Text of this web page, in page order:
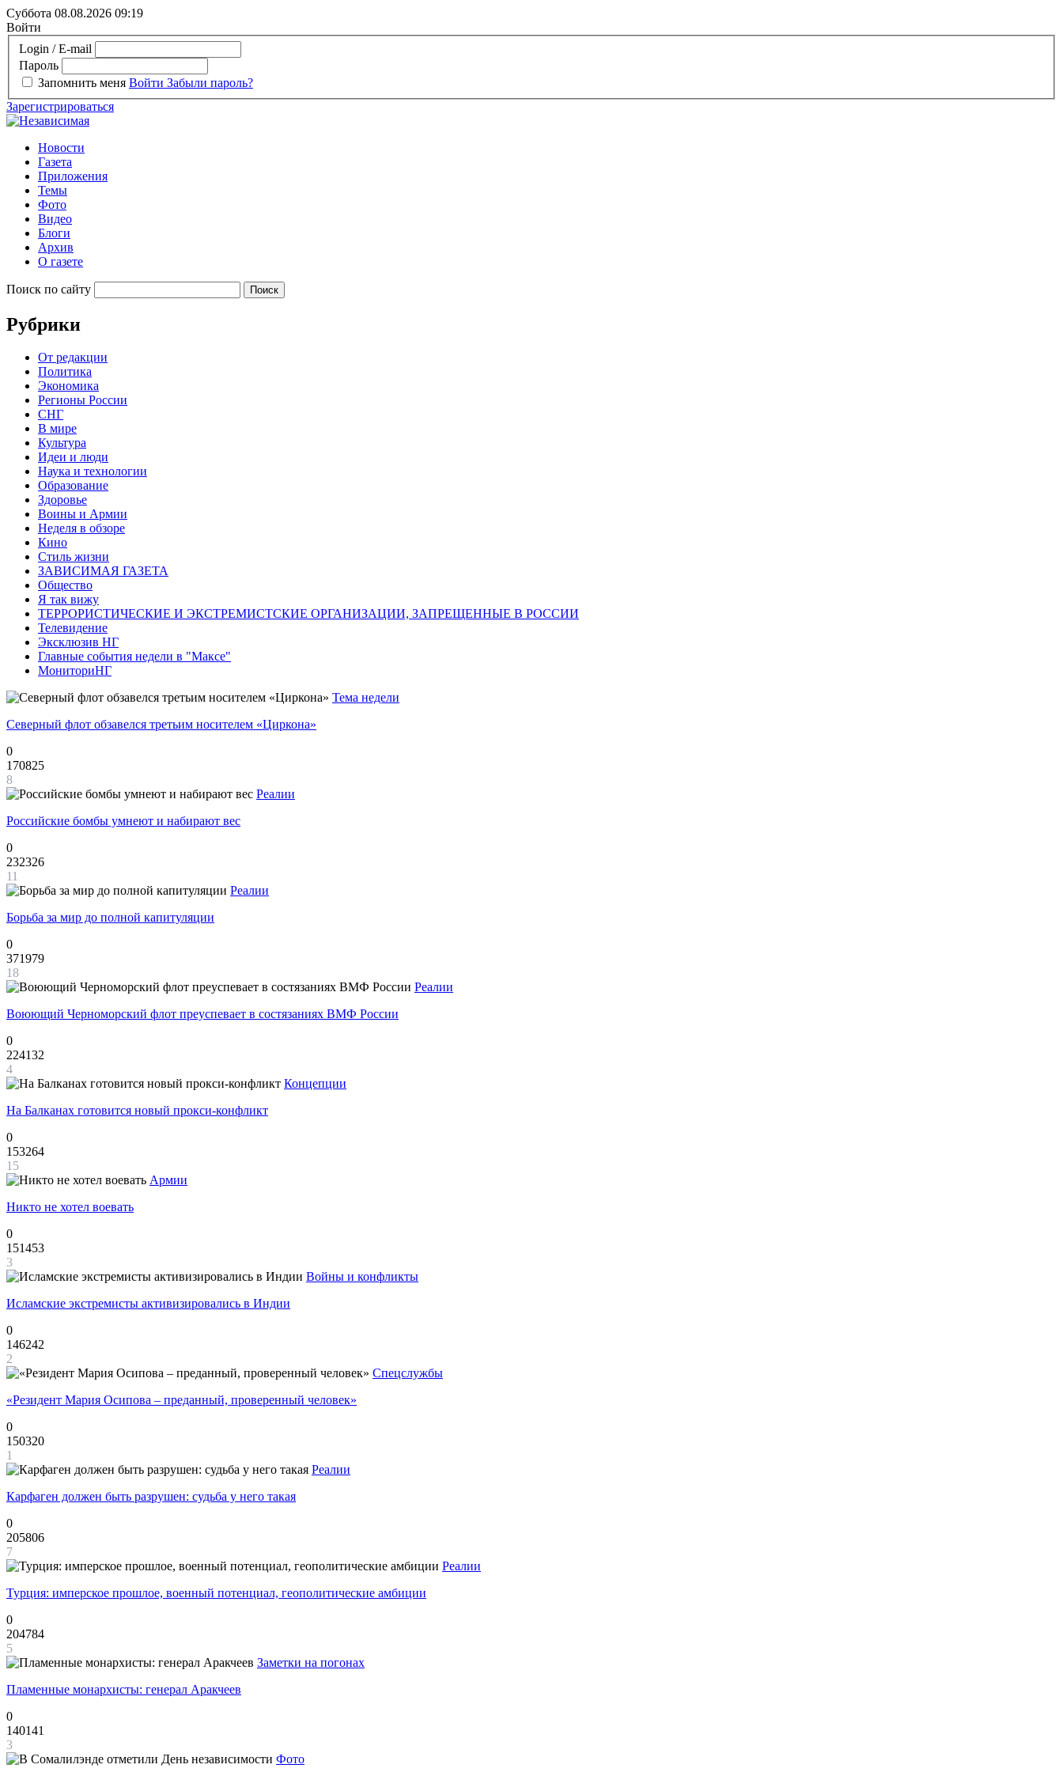
Суббота 08.08.2026 09:19
Войти
Login / E-mail
Пароль
Запомнить меня Войти Забыли пароль?
Зарегистрироваться
Новости
Газета
Приложения
Темы
Фото
Видео
Блоги
Архив
О газете
Поиск по сайту
Рубрики
От редакции
Политика
Экономика
Регионы России
СНГ
В мире
Культура
Идеи и люди
Наука и технологии
Образование
Здоровье
Воины и Армии
Неделя в обзоре
Кино
Стиль жизни
ЗАВИСИМАЯ ГАЗЕТА
Общество
Я так вижу
ТЕРРОРИСТИЧЕСКИЕ И ЭКСТРЕМИСТСКИЕ ОРГАНИЗАЦИИ, ЗАПРЕЩЕННЫЕ В РОССИИ
Телевидение
Эксклюзив НГ
Главные события недели в "Максе"
МониториНГ
Тема недели
Северный флот обзавелся третьим носителем «Циркона»
0
170825
8
Реалии
Российские бомбы умнеют и набирают вес
0
232326
11
Реалии
Борьба за мир до полной капитуляции
0
371979
18
Реалии
Воюющий Черноморский флот преуспевает в состязаниях ВМФ России
0
224132
4
Концепции
На Балканах готовится новый прокси-конфликт
0
153264
15
Армии
Никто не хотел воевать
0
151453
3
Войны и конфликты
Исламские экстремисты активизировались в Индии
0
146242
2
Спецслужбы
«Резидент Мария Осипова – преданный, проверенный человек»
0
150320
1
Реалии
Карфаген должен быть разрушен: судьба у него такая
0
205806
7
Реалии
Турция: имперское прошлое, военный потенциал, геополитические амбиции
0
204784
5
Заметки на погонах
Пламенные монархисты: генерал Аракчеев
0
140141
3
Фото